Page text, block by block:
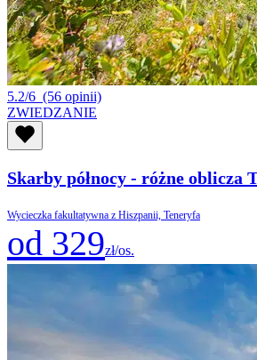
5.2/6 (56 opinii)
ZWIEDZANIE
Skarby północy - różne oblicza
Wycieczka fakultatywna z Hiszpanii, Teneryfa
od 329zł/os.